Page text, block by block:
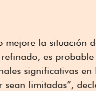
mejore la situación
es probable
significativas en
sean limitadas”,